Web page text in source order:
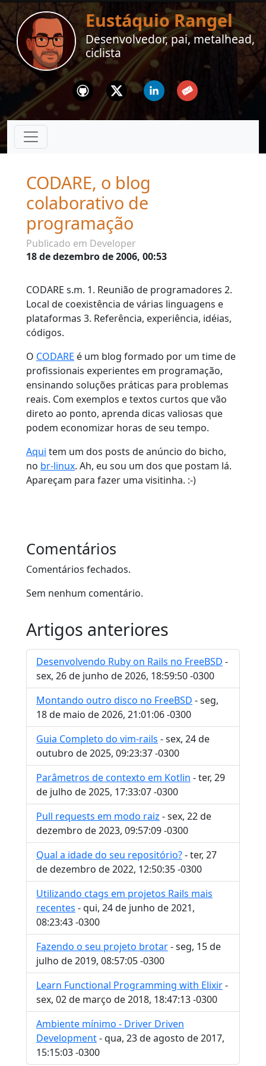
Eustáquio Rangel
Desenvolvedor, pai, metalhead,
ciclista
Github Twitter Linkedin Email
CODARE, o blog
colaborativo de
programação
Publicado em Developer
18 de dezembro de 2006, 00:53
CODARE s.m. 1. Reunião de programadores 2.
Local de coexistência de várias linguagens e
plataformas 3. Referência, experiência, idéias,
códigos.
O CODARE é um blog formado por um time de
profissionais experientes em programação,
ensinando soluções práticas para problemas
reais. Com exemplos e textos curtos que vão
direto ao ponto, aprenda dicas valiosas que
podem economizar horas de seu tempo.
Aqui tem um dos posts de anúncio do bicho,
no br-linux. Ah, eu sou um dos que postam lá.
Apareçam para fazer uma visitinha. :-)
Comentários
Comentários fechados.
Sem nenhum comentário.
Artigos anteriores
Desenvolvendo Ruby on Rails no FreeBSD -
sex, 26 de junho de 2026, 18:59:50 -0300
Montando outro disco no FreeBSD - seg,
18 de maio de 2026, 21:01:06 -0300
Guia Completo do vim-rails - sex, 24 de
outubro de 2025, 09:23:37 -0300
Parâmetros de contexto em Kotlin - ter, 29
de julho de 2025, 17:33:07 -0300
Pull requests em modo raiz - sex, 22 de
dezembro de 2023, 09:57:09 -0300
Qual a idade do seu repositório?- ter, 27
de dezembro de 2022, 12:50:35 -0300
Utilizando ctags em projetos Rails mais
recentes - qui, 24 de junho de 2021,
08:23:43 -0300
Fazendo o seu projeto brotar- seg, 15 de
julho de 2019, 08:57:05 -0300
Learn Functional Programming with Elixir-
sex, 02 de março de 2018, 18:47:13 -0300
Ambiente mínimo - Driver Driven
Development- qua, 23 de agosto de 2017,
15:15:03 -0300